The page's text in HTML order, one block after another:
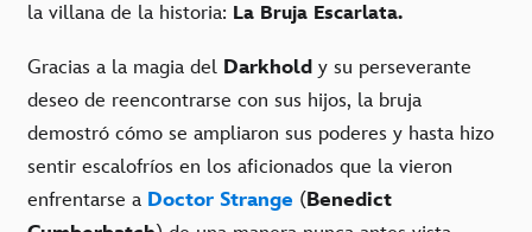
la villana de la historia: La Bruja Escarlata.
Gracias a la magia del Darkhold y su perseverante
deseo de reencontrarse con sus hijos, la bruja
demostró cómo se ampliaron sus poderes y hasta hizo
sentir escalofríos en los aficionados que la vieron
enfrentarse a Doctor Strange (Benedict